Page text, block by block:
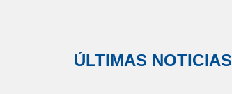
ÚLTIMAS NOTICIAS